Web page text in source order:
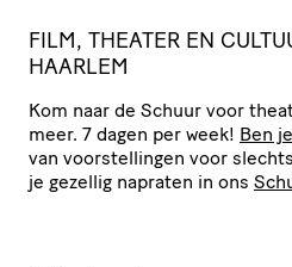
FILM, THEATER EN
HAARLEM
Kom naar de Schuur voor
meer. 7 dagen per week! Ben
van voor­stel­lingen voor
je gezellig napraten in ons